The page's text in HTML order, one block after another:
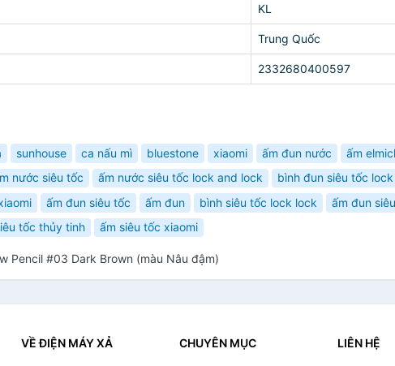
KL
Trung Quốc
2332680400597
sunhouse ca nấu mì bluestone xiaomi ấm đun nước ấm
nước siêu tốc ấm nước siêu tốc lock and lock
bình đun siêu tốc
ấm đun siêu tốc ấm đun bình siêu tốc lock lock
ấm đun
tốc thủy tinh ấm siêu tốc xiaomi
Pencil #03 Dark Brown (màu Nâu đậm)
VỀ ĐIỆN MÁY XẢ CHUYÊN MỤC LIÊN HỆ